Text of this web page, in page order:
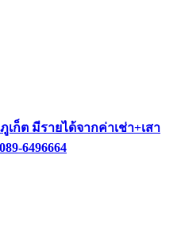
เก็ต มีรายได้จากค่าเช่า+เสา
6496664